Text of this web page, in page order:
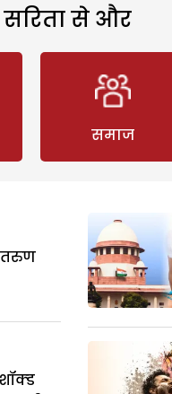
सरिता से और
समाज
: तरुण